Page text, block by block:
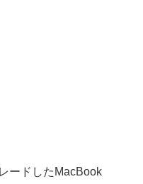
ードしたMacBook